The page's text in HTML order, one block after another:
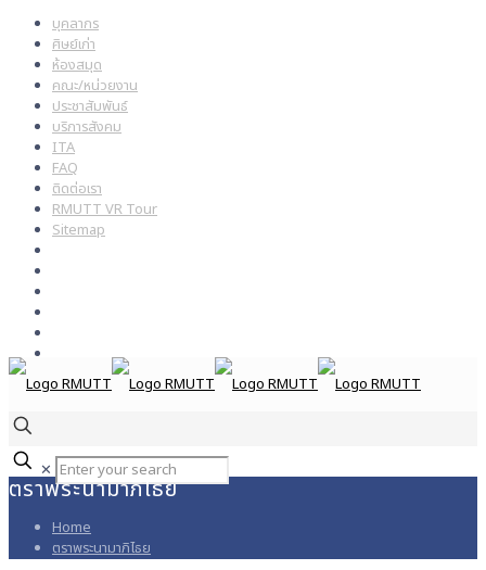
บุคลากร
ศิษย์เก่า
ห้องสมุด
คณะ/หน่วยงาน
ประชาสัมพันธ์
บริการสังคม
ITA
FAQ
ติดต่อเรา
RMUTT VR Tour
Sitemap
✕
ตราพระนามาภิไธย
Home
ตราพระนามาภิไธย